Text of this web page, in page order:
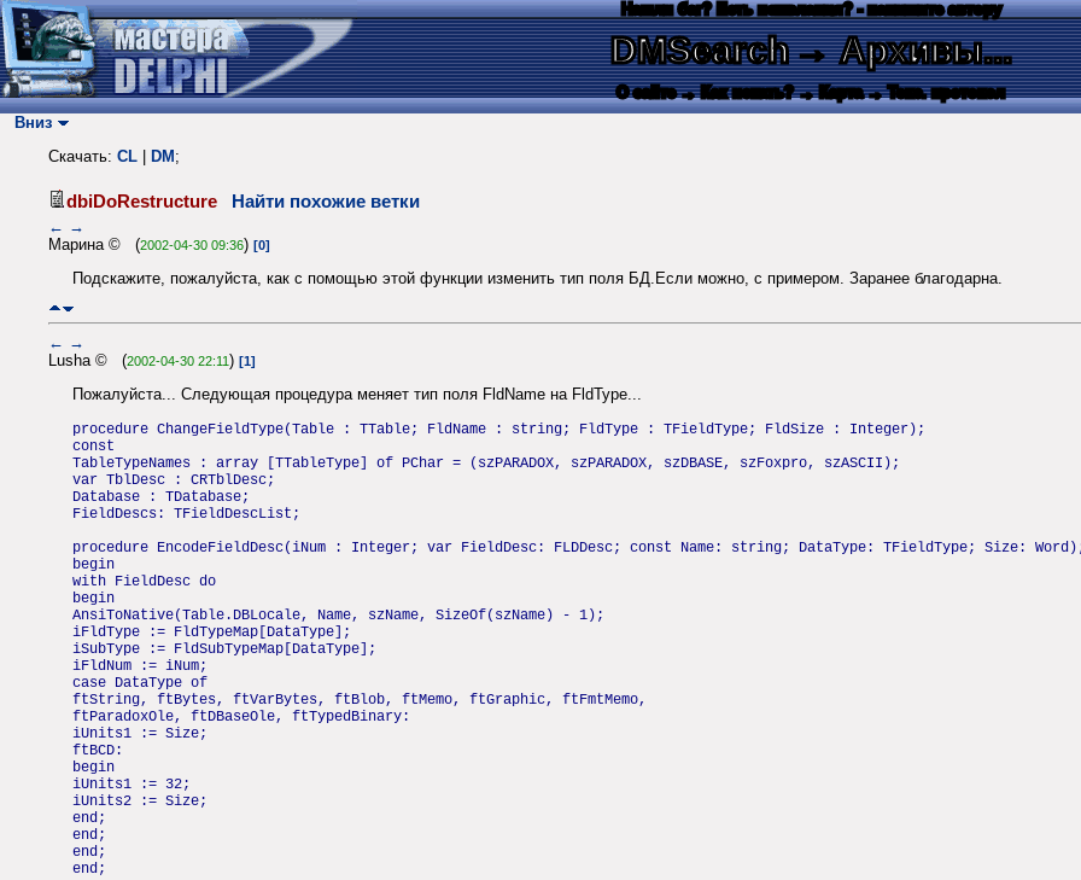
Нашли баг? Есть пожелания? - напишите автору
DMSearch→ Архивы...
О сайте → Как искать? → Карта → Текс. протокол
Вниз
Скачать: CL DM ;
dbiDoRestructure Найти похожие ветки
← →
Марина © (2002-04-30 09:36) [0]
Подскажите, пожалуйста, как с помощью этой функции изменить тип поля БД.Если можно, с примером. Заранее благодарна.
← →
Lusha © (2002-04-30 22:11) [1]
Пожалуйста... Следующая процедура меняет тип поля FldName на FldType...
procedure ChangeFieldType(Table : TTable; FldName : string; FldType : TFieldType; FldSize : Integer);
const
TableTypeNames : array [TTableType] of PChar = (szPARADOX, szPARADOX, szDBASE, szFoxpro, szASCII);
var TblDesc : CRTblDesc;
Database : TDatabase;
FieldDescs: TFieldDescList;
procedure EncodeFieldDesc(iNum : Integer; var FieldDesc: FLDDesc; const Name: string; DataType: TFieldType; Size:
begin
with FieldDesc do
begin
AnsiToNative(Table.DBLocale, Name, szName, SizeOf(szName) - 1);
iFldType := FldTypeMap[DataType];
iSubType := FldSubTypeMap[DataType];
iFldNum := iNum;
case DataType of
ftString, ftBytes, ftVarBytes, ftBlob, ftMemo, ftGraphic, ftFmtMemo,
ftParadoxOle, ftDBaseOle, ftTypedBinary:
iUnits1 := Size;
ftBCD:
begin
iUnits1 := 32;
iUnits2 := Size;
end;
end;
end;
end;